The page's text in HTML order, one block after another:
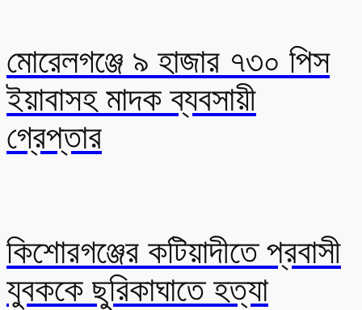
মোরেলগঞ্জে ৯ হাজার ৭৩০ পিস
ইয়াবাসহ মাদক ব্যবসায়ী
গ্রেপ্তার
কিশোরগঞ্জের কটিয়াদীতে প্রবাসী
যুবককে ছুরিকাঘাতে হত্যা